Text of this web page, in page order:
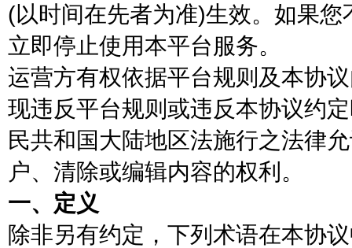
(以时间在先者为准)生效。如果
立即停止使用本平台服务。
运营方有权依据平台规则及本协
现违反平台规则或违反本协议约
民共和国大陆地区法施行之法律
户、清除或编辑内容的权利。
一、定义
除非另有约定，下列术语在本协